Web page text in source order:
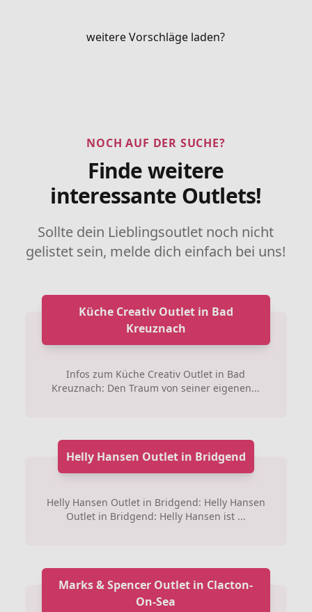
weitere Vorschläge laden?
NOCH AUF DER SUCHE?
Finde weitere
interessante Outlets!
Sollte dein Lieblingsoutlet noch nicht
gelistet sein, melde dich einfach bei uns!
Küche Creativ Outlet in Bad
Kreuznach
Infos zum Küche Creativ Outlet in Bad
Kreuznach: Den Traum von seiner eigenen...
Helly Hansen Outlet in Bridgend
Helly Hansen Outlet in Bridgend: Helly Hansen
Outlet in Bridgend: Helly Hansen ist ...
Marks & Spencer Outlet in Clacton-
On-Sea